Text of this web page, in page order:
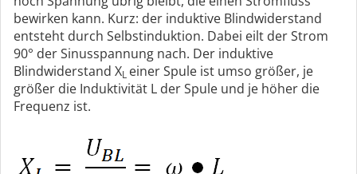
bewirken kann. Kurz: der induktive Blindwiderstand
entsteht durch Selbstinduktion. Dabei eilt der Strom
90° der Sinusspannung nach. Der induktive
Blindwiderstand XL einer Spule ist umso größer, je
größer die Induktivität L der Spule und je höher die
Frequenz ist.